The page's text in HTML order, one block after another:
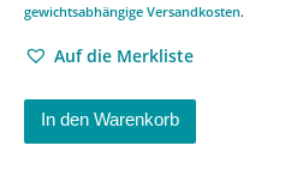
gewichtsabhängige Versandkosten.
Auf die Merkliste
In den Warenkorb